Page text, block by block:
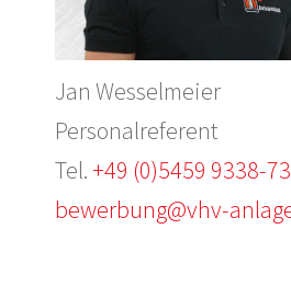
Jan Wesselmeier
Personalreferent
Tel.+49 (0)5459 9338-73
bewerbung@vhv-